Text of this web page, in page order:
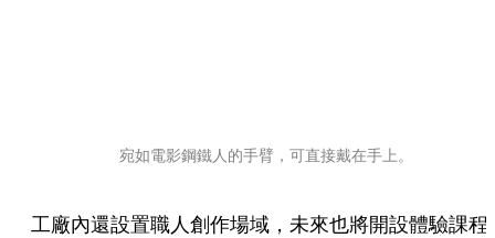
宛如電影鋼鐵人的手臂，可直接戴在手上。
工廠內還設置職人創作場域，未來也將開設體驗課程